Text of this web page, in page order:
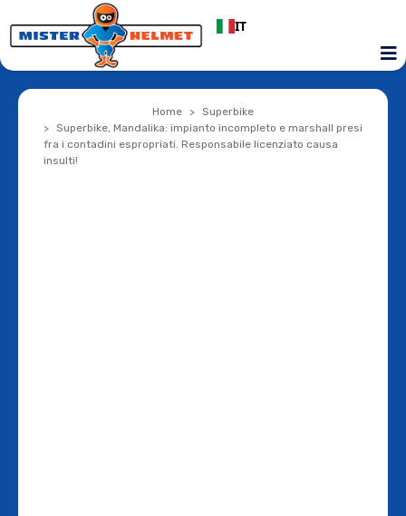
IT
Home
Superbike
Superbike, Mandalika: impianto incompleto e marshall presi
fra i contadini espropriati. Responsabile licenziato causa
insulti!